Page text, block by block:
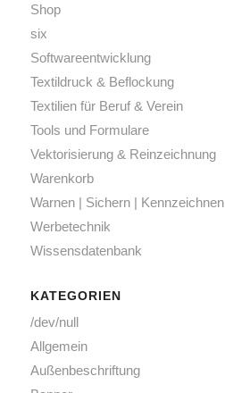
Shop
six
Softwareentwicklung
Textildruck & Beflockung
Textilien für Beruf & Verein
Tools und Formulare
Vektorisierung & Reinzeichnung
Warenkorb
Warnen | Sichern | Kennzeichnen
Werbetechnik
Wissensdatenbank
KATEGORIEN
/dev/null
Allgemein
Außenbeschriftung